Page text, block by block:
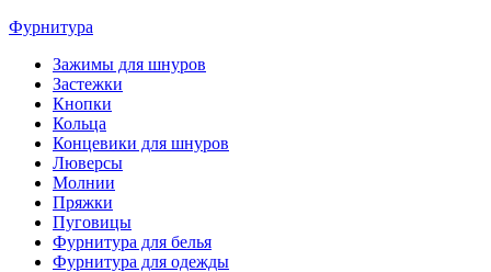
Фурнитура
Зажимы для шнуров
Застежки
Кнопки
Кольца
Концевики для шнуров
Люверсы
Молнии
Пряжки
Пуговицы
Фурнитура для белья
Фурнитура для одежды